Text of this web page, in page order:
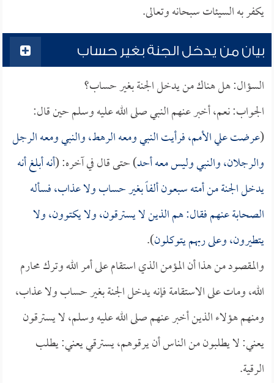
يكفر به السيئات سبحانه وتعالى.
بيان من يدخل الجنة بغير حساب
السؤال: هل هناك من يدخل الجنة بغير حساب؟
الجواب: نعم، أخبر عنهم النبي صلى الله عليه وسلم حين قال:
(عرضت علي الأمم، فرأيت النبي ومعه الرهط، والنبي ومعه الرجل
والرجلان، والنبي وليس معه أحد) حتى قال في آخره: (أنه أبلغ أنه
يدخل الجنة من أمته سبعون ألفاً بغير حساب ولا عذاب، فسأله
الصحابة عنهم فقال: هم الذين لا يسترقون، ولا يكتوون، ولا
يتطيرون، وعلى ربهم يتوكلون).
والمقصود من هذا أن المؤمن الذي استقام على أمر الله وترك محارم
الله، ومات على الاستقامة فإنه يدخل الجنة بغير حساب ولا عذاب،
ومنهم هؤلاء الذين أخبر عنهم صلى الله عليه وسلم، لا يسترقون
يعني: لا يطلبون من الناس أن يرقوهم، يسترقي يعني: يطلب
الرقية.